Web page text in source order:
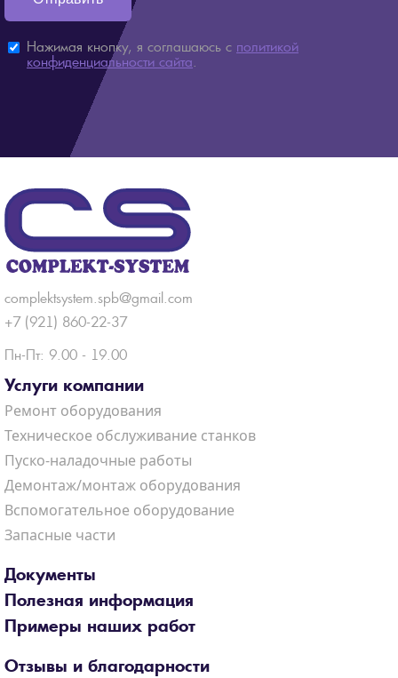
Нажимая кнопку, я соглашаюсь с политикой
конфиденциальности сайта.
complektsystem.spb@gmail.com
+7 (921) 860-22-37
Пн-Пт: 9.00 - 19.00
Услуги компании
Ремонт оборудования
Техническое обслуживание станков
Пуско-наладочные работы
Демонтаж/монтаж оборудования
Вспомогательное оборудование
Запасные части
Документы
Полезная информация
Примеры наших работ
Отзывы и благодарности